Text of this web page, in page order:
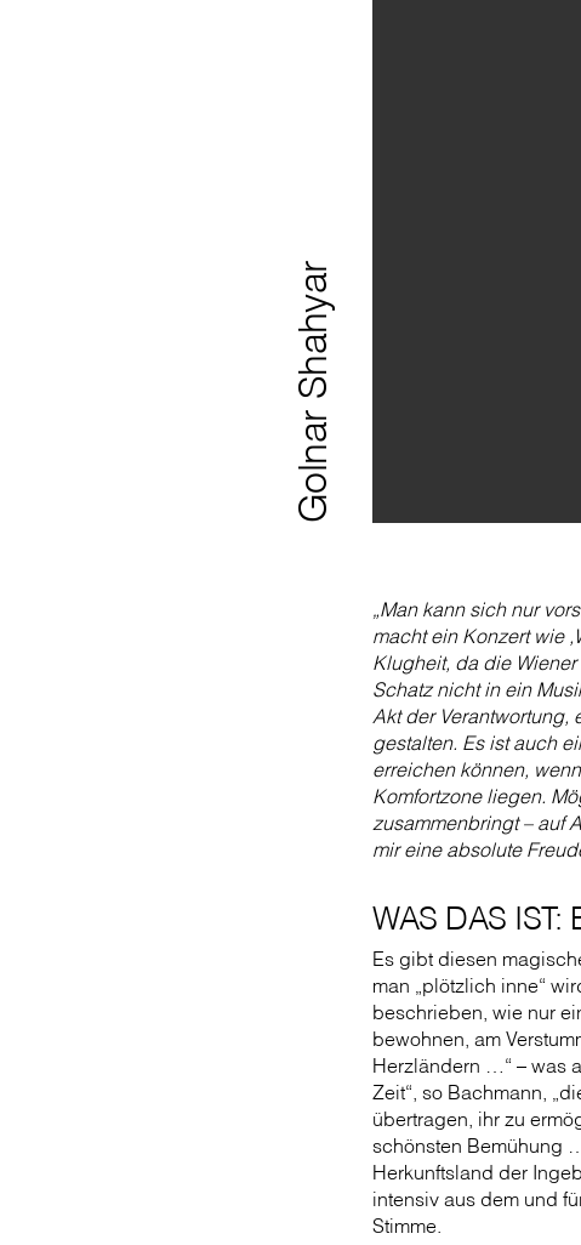
Golnar Shahyar
„Man kann sich nur
macht ein Konzert wie
Klugheit, da die
Schatz nicht in ein
Akt der Verantwortung,
gestalten. Es ist auch
erreichen können,
Komfortzone liegen.
zusammenbringt – auf
mir eine absolute
WAS DAS IST:
Es gibt diesen
man „plötzlich inne“
beschrieben, wie nur
bewohnen, am
Herzländern …“ – was
Zeit“, so Bachmann,
übertragen, ihr zu
schönsten Bemühung
Herkunftsland der
intensiv aus dem und
Stimme.